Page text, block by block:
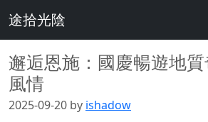
途拾光陰
邂逅恩施：國慶暢遊地
風情
2025-09-20 by ishadow